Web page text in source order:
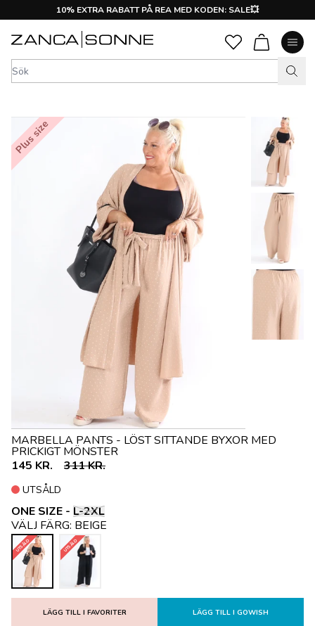
10% EXTRA RABATT PÅ REA MED KODEN: SALE💥
Plus size
MARBELLA PANTS - LÖST SITTANDE BYXOR MED
PRICKIGT MÖNSTER
ONE SIZE - L-2XL
UTSÅLD
145 KR. 311 KR.
LÄGG TILL I FAVORITER LÄGG TILL I GOWISH
VÄLJ FÄRG: BEIGE
UTSÅLD UTSÅLD